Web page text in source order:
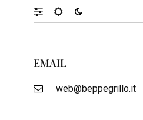
EMAIL
web@beppegrillo.it